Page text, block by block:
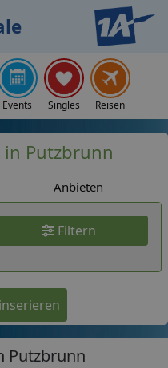
Events Singles Reisen
Putzbrunn
Anbieten
Filtern
Putzbrunn